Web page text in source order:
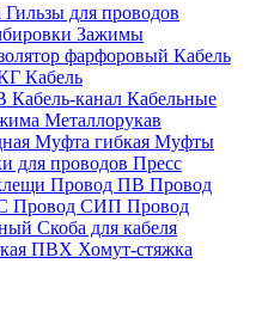
Гильзы для проводов
Зажимы
фарфоровый Кабель
Кабель
Кабель-канал Кабельные
Металлорукав
Муфта гибкая Муфты
для проводов Пресс
Провод ПВ Провод
Провод СИП Провод
Скоба для кабеля
ПВХ Хомут-стяжка